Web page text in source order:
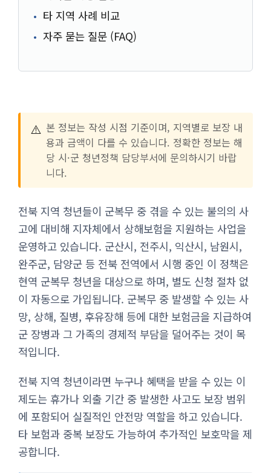
타 지역 사례 비교
자주 묻는 질문 (FAQ)
⚠️ 본 정보는 작성 시점 기준이며, 지역별로 보장 내
용과 금액이 다를 수 있습니다. 정확한 정보는 해
당 시·군 청년정책 담당부서에 문의하시기 바랍
니다.
전북 지역 청년들이 군복무 중 겪을 수 있는 불의의 사
고에 대비해 지자체에서 상해보험을 지원하는 사업을
운영하고 있습니다. 군산시, 전주시, 익산시, 남원시,
완주군, 담양군 등 전북 전역에서 시행 중인 이 정책은
현역 군복무 청년을 대상으로 하며, 별도 신청 절차 없
이 자동으로 가입됩니다. 군복무 중 발생할 수 있는 사
망, 상해, 질병, 후유장해 등에 대한 보험금을 지급하여
군 장병과 그 가족의 경제적 부담을 덜어주는 것이 목
적입니다.
전북 지역 청년이라면 누구나 혜택을 받을 수 있는 이
제도는 휴가나 외출 기간 중 발생한 사고도 보장 범위
에 포함되어 실질적인 안전망 역할을 하고 있습니다.
타 보험과 중복 보장도 가능하여 추가적인 보호막을 제
공합니다.